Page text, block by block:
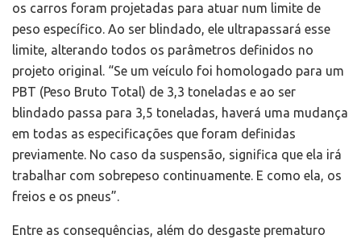
os carros foram projetadas para atuar num limite de
peso específico. Ao ser blindado, ele ultrapassará esse
limite, alterando todos os parâmetros definidos no
projeto original. “Se um veículo foi homologado para um
PBT (Peso Bruto Total) de 3,3 toneladas e ao ser
blindado passa para 3,5 toneladas, haverá uma mudança
em todas as especificações que foram definidas
previamente. No caso da suspensão, significa que ela irá
trabalhar com sobrepeso continuamente. E como ela, os
freios e os pneus”.
Entre as consequências, além do desgaste prematuro